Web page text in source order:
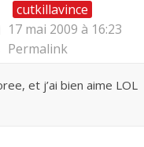
cutkillavince
17 mai 2009 à 16:23
Permalink
et j’ai bien aime LOL